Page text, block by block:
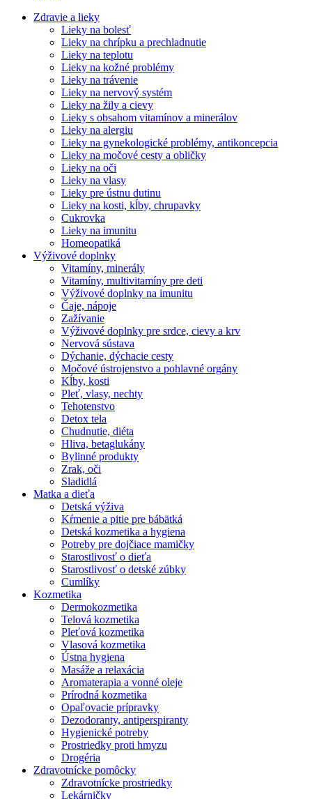
Zdravie a lieky
Lieky na bolesť
Lieky na chrípku a prechladnutie
Lieky na teplotu
Lieky na kožné problémy
Lieky na trávenie
Lieky na nervový systém
Lieky na žily a cievy
Lieky s obsahom vitamínov a minerálov
Lieky na alergiu
Lieky na gynekologické problémy, antikoncepcia
Lieky na močové cesty a obličky
Lieky na oči
Lieky na vlasy
Lieky pre ústnu dutinu
Lieky na kosti, kĺby, chrupavky
Cukrovka
Lieky na imunitu
Homeopatiká
Výživové doplnky
Vitamíny, minerály
Vitamíny, multivitamíny pre deti
Výživové doplnky na imunitu
Čaje, nápoje
Zažívanie
Výživové doplnky pre srdce, cievy a krv
Nervová sústava
Dýchanie, dýchacie cesty
Močové ústrojenstvo a pohlavné orgány
Kĺby, kosti
Pleť, vlasy, nechty
Tehotenstvo
Detox tela
Chudnutie, diéta
Hliva, betaglukány
Bylinné produkty
Zrak, oči
Sladidlá
Matka a dieťa
Detská výživa
Kŕmenie a pitie pre bábätká
Detská kozmetika a hygiena
Potreby pre dojčiace mamičky
Starostlivosť o dieťa
Starostlivosť o detské zúbky
Cumlíky
Kozmetika
Dermokozmetika
Telová kozmetika
Pleťová kozmetika
Vlasová kozmetika
Ústna hygiena
Masáže a relaxácia
Aromaterapia a vonné oleje
Prírodná kozmetika
Opaľovacie prípravky
Dezodoranty, antiperspiranty
Hygienické potreby
Prostriedky proti hmyzu
Drogéria
Zdravotnícke pomôcky
Zdravotnícke prostriedky
Lekárničky